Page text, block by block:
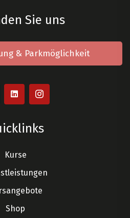
Sie uns
& Parkmöglichkeit
Kurse
Shop